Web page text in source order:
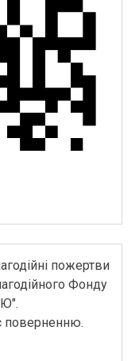
пожертви
Фонду
поверненню.